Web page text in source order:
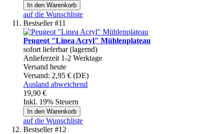
In den Warenkorb
auf die Wunschliste
Bestseller #11
Peugeot "Linea Acryl" Mühlenplateau
sofort lieferbar (lagernd)
Anlieferzeit 1-2 Werktage
Versand heute
Versand: 2,95 € (DE)
Ausland abweichend
19,90 €
Inkl. 19% Steuern
In den Warenkorb
auf die Wunschliste
Bestseller #12